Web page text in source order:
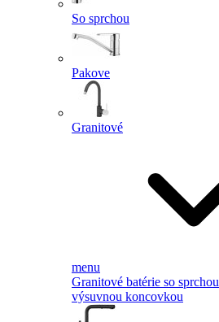
So sprchou
Pakove
Granitové
menu
Granitové batérie so sprchou
výsuvnou koncovkou